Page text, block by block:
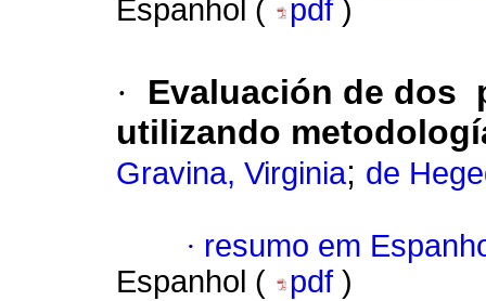
Espanhol (
pdf )
·
Evaluación de dos
utilizando
Gravina, Virginia; de
· resumo em
Espanhol (
pdf )